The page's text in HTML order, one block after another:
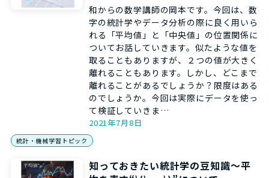
和からの数学講師の岡本です。今回は、数
字の統計学やデータ分析の際に良く用いら
れる「平均値」と「中央値」の位置関係に
ついてお話していきます。似たような値を
取ることもありますが、２つの値が大きく
離れることもあります。しかし、どこまで
離れることがあるでしょうか？限度はある
のでしょうか。今回は実際にデータを使っ
て検証していきま…
2021年7月8日
統計・機械学習トピック
知っておきたい統計学の豆知識～平